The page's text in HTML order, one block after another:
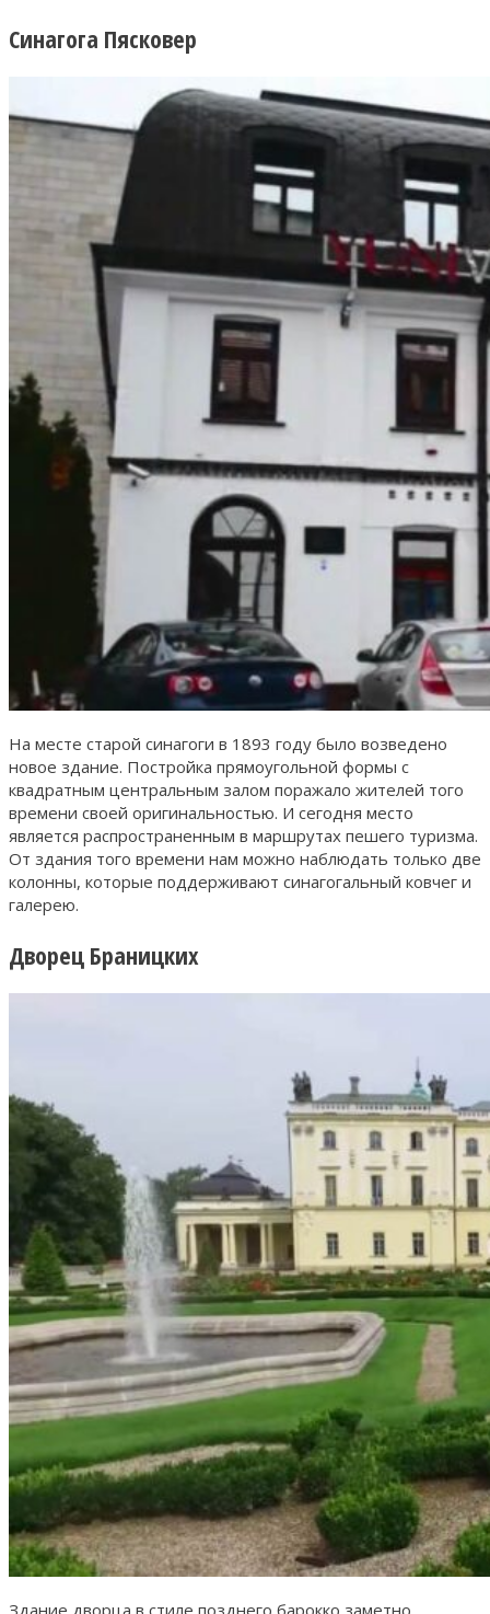
Синагога Пясковер
На месте старой синагоги в 1893 году было возведено
новое здание. Постройка прямоугольной формы с
квадратным центральным залом поражало жителей того
времени своей оригинальностью. И сегодня место
является распространенным в маршрутах пешего туризма.
От здания того времени нам можно наблюдать только две
колонны, которые поддерживают синагогальный ковчег и
галерею.
Дворец Браницких
Здание дворца в стиле позднего барокко заметно